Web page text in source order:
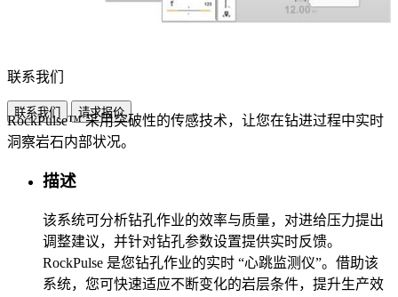
联系我们
联系我们 请求报价
RockPulse™ 采用突破性的传感技术，让您在钻进过程中实时
洞察岩石内部状况。
描述
该系统可分析钻孔作业的效率与质量，对进给压力提出
调整建议，并针对钻孔参数设置提供实时反馈。
RockPulse 是您钻孔作业的实时 “心跳监测仪”。借助该
系统，您可快速适应不断变化的岩层条件，提升生产效